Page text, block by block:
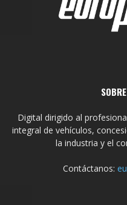
Digital dirigido al
integral de vehículos,
la industria y el
Contáctanos: